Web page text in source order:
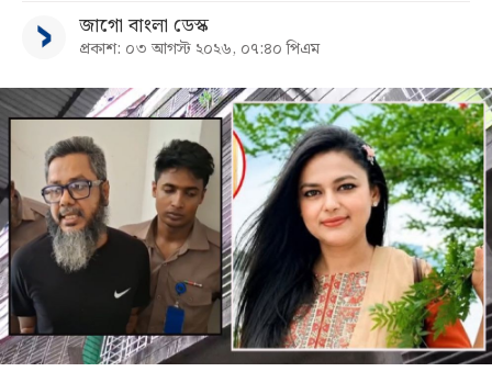
জাগো বাংলা ডেস্ক
প্রকাশ: ০৩ আগস্ট ২০২৬, ০৭:৪০ পিএম